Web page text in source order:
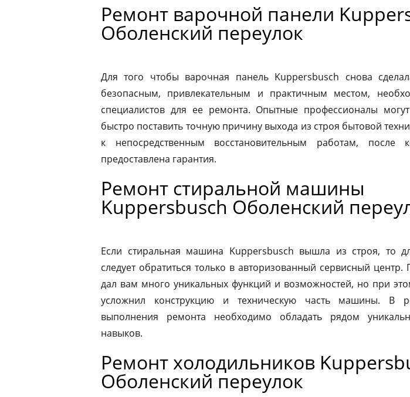
Ремонт варочной панели
Оболенский переулок
Для того чтобы варочная панель Kuppersbusch снова
безопасным, привлекательным и практичным местом,
специалистов для ее ремонта. Опытные профессионалы
быстро поставить точную причину выхода из строя бытовой
к непосредственным восстановительным работам, после
предоставлена гарантия.
Ремонт стиральной машины
Kuppersbusch Оболенский
Если стиральная машина Kuppersbusch вышла из строя, то
следует обратиться только в авторизованный сервисный центр.
дал вам много уникальных функций и возможностей, но при
усложнил конструкцию и техническую часть машины. В
выполнения ремонта необходимо обладать рядом
навыков.
Ремонт холодильников
Оболенский переулок